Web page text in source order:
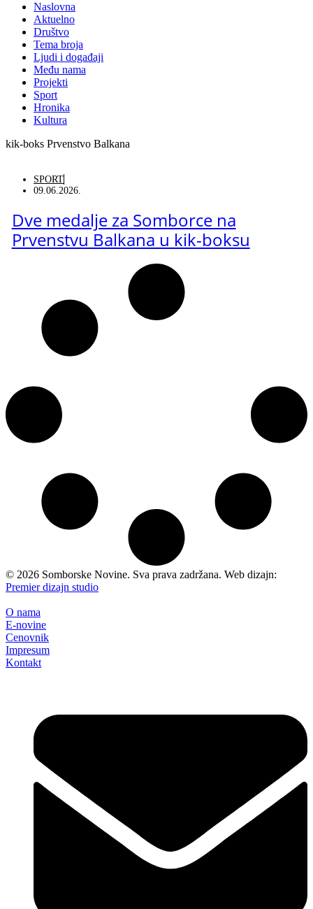
Naslovna
Aktuelno
Društvo
Tema broja
Ljudi i događaji
Među nama
Projekti
Sport
Hronika
Kultura
kik-boks Prvenstvo Balkana
SPORT
09.06.2026.
Dve medalje za Somborce na
Prvenstvu Balkana u kik-boksu
© 2026 Somborske Novine. Sva prava zadržana. Web dizajn:
Premier dizajn studio
O nama
E-novine
Cenovnik
Impresum
Kontakt